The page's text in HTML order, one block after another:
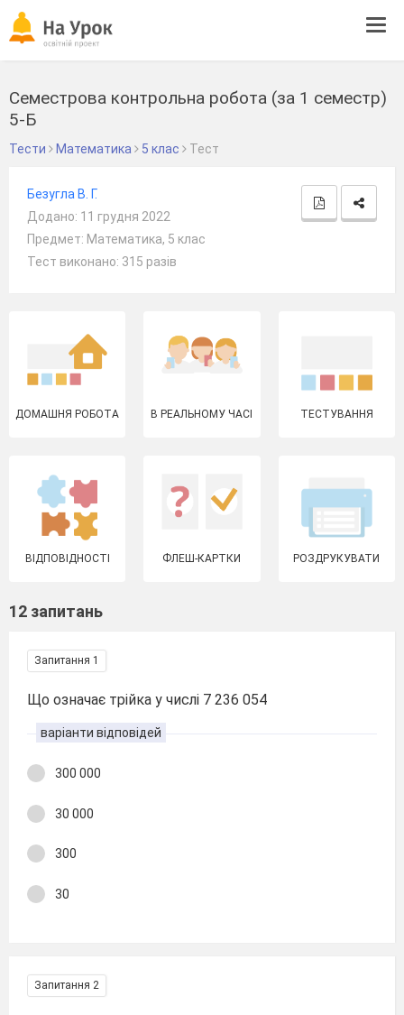
Семестрова контрольна робота (за 1 семестр)
5-Б
Тести Математика 5 клас Тест
Безугла В. Г.
Додано: 11 грудня 2022
Предмет: Математика, 5 клас
Тест виконано: 315 разів
ДОМАШНЯ РОБОТА В РЕАЛЬНОМУ ЧАСІ ТЕСТУВАННЯ
ВІДПОВІДНОСТІ ФЛЕШ-КАРТКИ РОЗДРУКУВАТИ
12 запитань
Запитання 1
Що означає трійка у числі 7 236 054
варіанти відповідей
300 000
30 000
300
30
Запитання 2